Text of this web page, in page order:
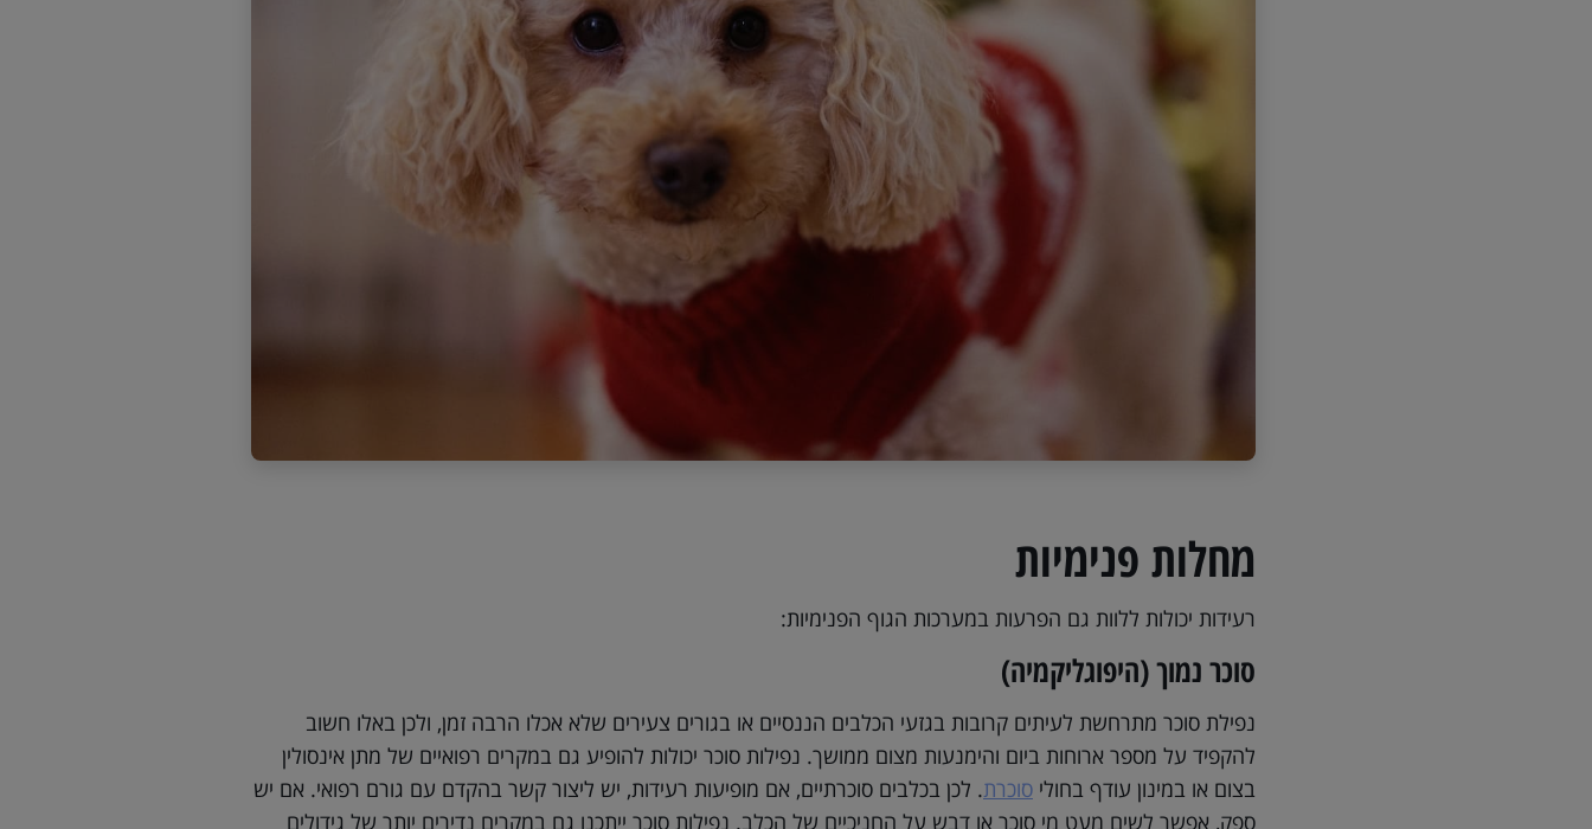
מחלות פנימיות
רעידות יכולות ללוות גם הפרעות במערכות הגוף הפנימיות:
סוכר נמוך (היפוגליקמיה)
נפילת סוכר מתרחשת לעיתים קרובות בגזעי הכלבים הננסיים או בגורים צעירים שלא אכלו הרבה זמן, ולכן באלו חשוב
להקפיד על מספר ארוחות ביום והימנעות מצום ממושך. נפילות סוכר יכולות להופיע גם במקרים רפואיים של מתן אינסולין
בצום או במינון עודף בחולי סוכרת. לכן בכלבים סוכרתיים, אם מופיעות רעידות, יש ליצור קשר בהקדם עם גורם רפואי. אם יש
ספק, אפשר לשים מעט מי סוכר או דבש על החניכיים של הכלב. נפילות סוכר ייתכנו גם במקרים נדירים יותר של גידולים